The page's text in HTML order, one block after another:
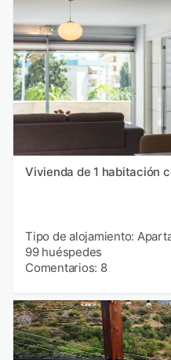
Vivienda de 1 habitación
Tipo de alojamiento:
99 huéspedes
Comentarios: 8